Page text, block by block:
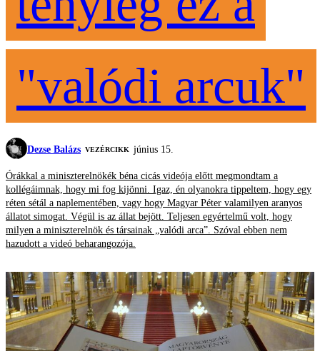
"valódi arcuk"
Dezse Balázs VEZÉRCIKK június 15.
Órákkal a miniszterelnökék béna cicás videója előtt megmondtam a
kollégáimnak, hogy mi fog kijönni. Igaz, én olyanokra tippeltem, hogy egy
réten sétál a naplementében, vagy hogy Magyar Péter valamilyen aranyos
állatot simogat. Végül is az állat bejött. Teljesen egyértelmű volt, hogy
milyen a miniszterelnök és társainak „valódi arca”. Szóval ebben nem
hazudott a videó beharangozója.